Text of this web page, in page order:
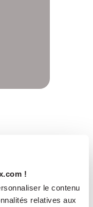
!
le contenu
relatives aux